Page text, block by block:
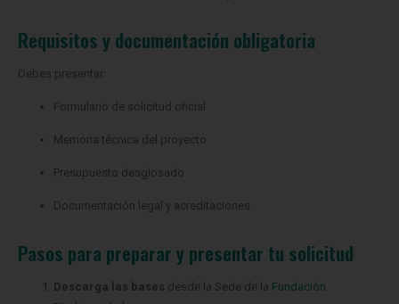
Requisitos y documentación obligatoria
Debes presentar:
Formulario de solicitud oficial
Memoria técnica del proyecto
Presupuesto desglosado
Documentación legal y acreditaciones
Pasos para preparar y presentar tu solicitud
Descarga las bases desde la Sede de la Fundación